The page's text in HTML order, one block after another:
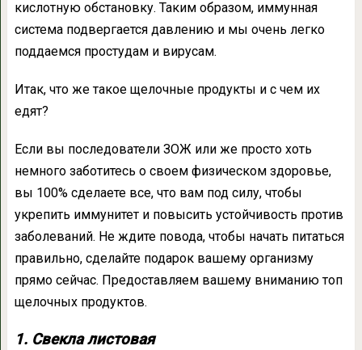
кислотную обстановку. Таким образом, иммунная
система подвергается давлению и мы очень легко
поддаемся простудам и вирусам.
Итак, что же такое щелочные продукты и с чем их
едят?
Если вы последователи ЗОЖ или же просто хоть
немного заботитесь о своем физическом здоровье,
вы 100% сделаете все, что вам под силу, чтобы
укрепить иммунитет и повысить устойчивость против
заболеваний. Не ждите повода, чтобы начать питаться
правильно, сделайте подарок вашему организму
прямо сейчас. Предоставляем вашему вниманию топ
щелочных продуктов.
1. Свекла листовая